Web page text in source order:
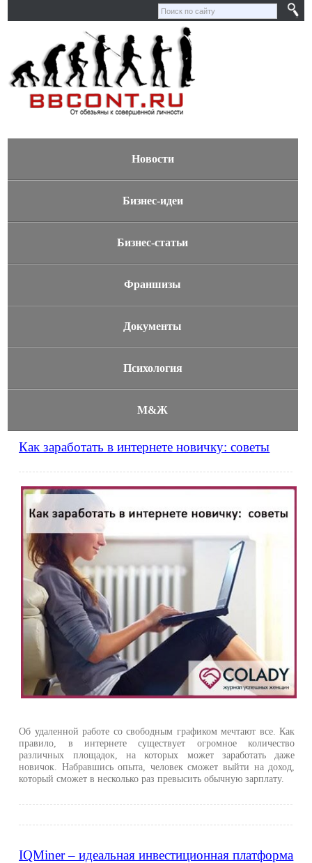
Новости
Бизнес-идеи
Бизнес-статьи
Франшизы
Документы
Психология
М&Ж
Как заработать в интернете новичку: советы
Об удаленной работе со свободным графиком мечтают все. Как
правило, в интернете существует огромное количество
различных площадок, на которых может заработать даже
новичок. Набравшись опыта, человек сможет выйти на доход,
который сможет в несколько раз превысить обычную зарплату.
IQMiner – идеальная инвестиционная платформа